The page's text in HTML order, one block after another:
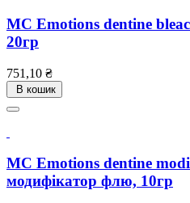
MC Emotions dentine
20гр
751,10 ₴Ціна
В кошик
MC Emotions dentine
модифікатор флю, 10гр